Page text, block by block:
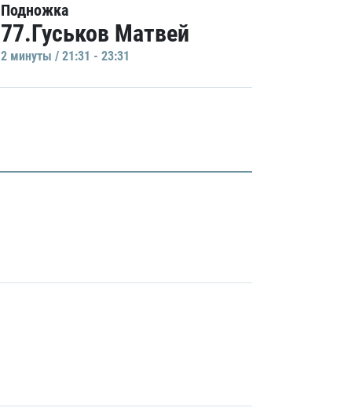
Подножка
77.Гуськов Матвей
2 минуты / 21:31 - 23:31